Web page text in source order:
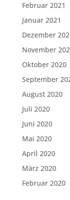
Februar 2021
Januar 2021
Dezember
November
Oktober 2020
September
August 2020
Juli 2020
Juni 2020
Mai 2020
April 2020
März 2020
Februar 2020